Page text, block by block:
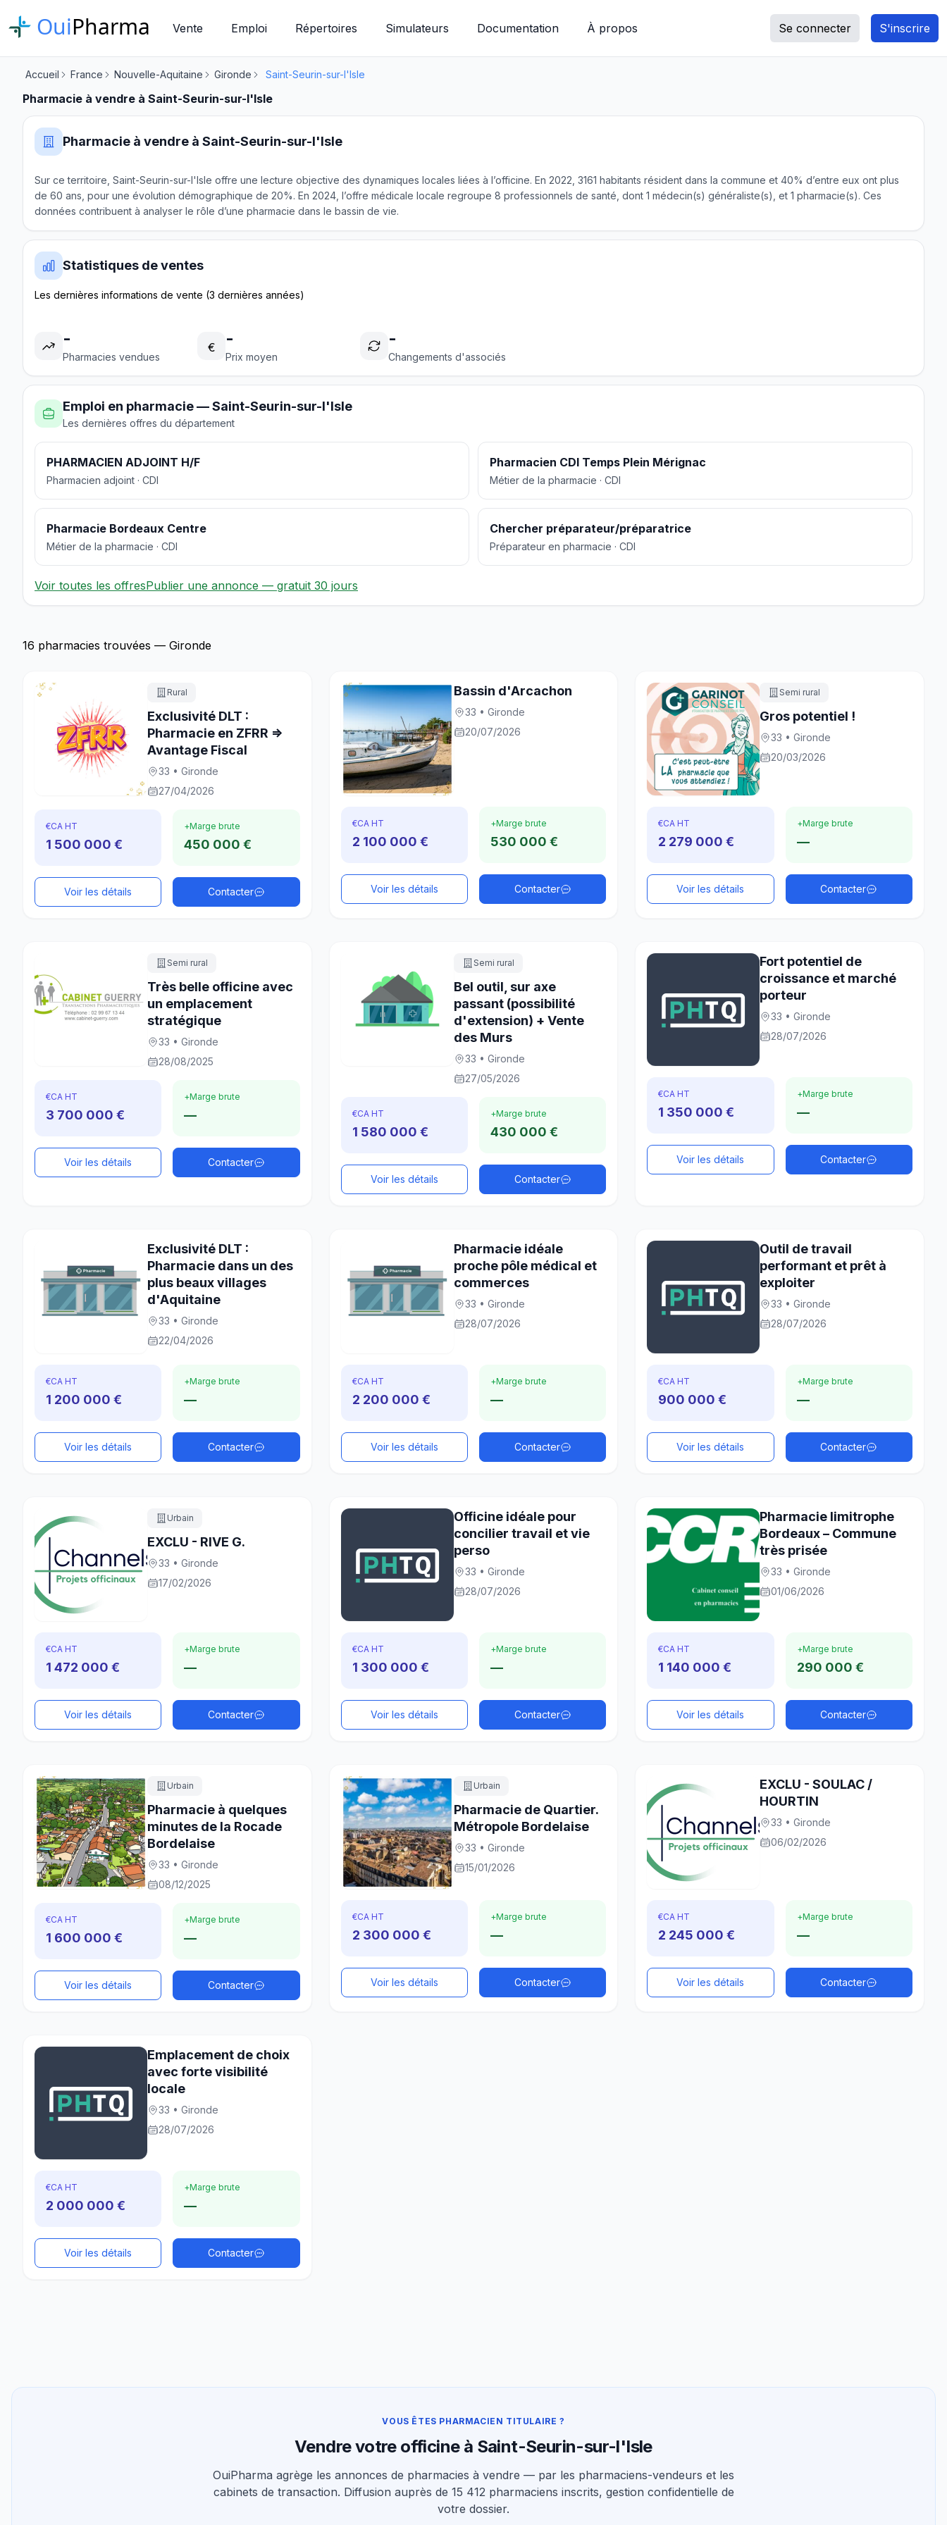
OuiPharma Vente Emploi Répertoires Simulateurs Documentation À propos Se connecter S'inscrire
Accueil France Nouvelle-Aquitaine Gironde Saint-Seurin-sur-l'Isle
Pharmacie à vendre à Saint-Seurin-sur-l'Isle
Pharmacie à vendre à Saint-Seurin-sur-l'Isle
Sur ce territoire, Saint-Seurin-sur-l'Isle offre une lecture objective des dynamiques locales liées à l’officine. En 2022, 3161 habitants résident dans la commune et 40% d’entre eux ont plus
de 60 ans, pour une évolution démographique de 20%. En 2024, l’offre médicale locale regroupe 8 professionnels de santé, dont 1 médecin(s) généraliste(s), et 1 pharmacie(s). Ces
données contribuent à analyser le rôle d’une pharmacie dans le bassin de vie.
Statistiques de ventes
Les dernières informations de vente (3 dernières années)
-
Pharmacies vendues
€ -
Prix moyen
-
Changements d'associés
Emploi en pharmacie — Saint-Seurin-sur-l'Isle
Les dernières offres du département
PHARMACIEN ADJOINT H/F
Pharmacien adjoint · CDI
Pharmacien CDI Temps Plein Mérignac
Métier de la pharmacie · CDI
Pharmacie Bordeaux Centre
Métier de la pharmacie · CDI
Chercher préparateur/préparatrice
Préparateur en pharmacie · CDI
Voir toutes les offresPublier une annonce — gratuit 30 jours
16 pharmacies trouvées — Gironde
Rural
Exclusivité DLT :
Pharmacie en ZFRR =>
Avantage Fiscal
33 • Gironde
27/04/2026
€CA HT
1 500 000 €
+Marge brute
450 000 €
Voir les détails Contacter
Bassin d'Arcachon
33 • Gironde
20/07/2026
€CA HT
2 100 000 €
+Marge brute
530 000 €
Voir les détails Contacter
Semi rural
Gros potentiel !
33 • Gironde
20/03/2026
€CA HT
2 279 000 €
+Marge brute
—
Voir les détails Contacter
Semi rural
Très belle officine avec
un emplacement
stratégique
33 • Gironde
28/08/2025
€CA HT
3 700 000 €
+Marge brute
—
Voir les détails Contacter
Semi rural
Bel outil, sur axe
passant (possibilité
d'extension) + Vente
des Murs
33 • Gironde
27/05/2026
€CA HT
1 580 000 €
+Marge brute
430 000 €
Voir les détails Contacter
Fort potentiel de
croissance et marché
porteur
33 • Gironde
28/07/2026
€CA HT
1 350 000 €
+Marge brute
—
Voir les détails Contacter
Exclusivité DLT :
Pharmacie dans un des
plus beaux villages
d'Aquitaine
33 • Gironde
22/04/2026
€CA HT
1 200 000 €
+Marge brute
—
Voir les détails Contacter
Pharmacie idéale
proche pôle médical et
commerces
33 • Gironde
28/07/2026
€CA HT
2 200 000 €
+Marge brute
—
Voir les détails Contacter
Outil de travail
performant et prêt à
exploiter
33 • Gironde
28/07/2026
€CA HT
900 000 €
+Marge brute
—
Voir les détails Contacter
Urbain
EXCLU - RIVE G.
33 • Gironde
17/02/2026
€CA HT
1 472 000 €
+Marge brute
—
Voir les détails Contacter
Officine idéale pour
concilier travail et vie
perso
33 • Gironde
28/07/2026
€CA HT
1 300 000 €
+Marge brute
—
Voir les détails Contacter
Pharmacie limitrophe
Bordeaux – Commune
très prisée
33 • Gironde
01/06/2026
€CA HT
1 140 000 €
+Marge brute
290 000 €
Voir les détails Contacter
Urbain
Pharmacie à quelques
minutes de la Rocade
Bordelaise
33 • Gironde
08/12/2025
€CA HT
1 600 000 €
+Marge brute
—
Voir les détails Contacter
Urbain
Pharmacie de Quartier.
Métropole Bordelaise
33 • Gironde
15/01/2026
€CA HT
2 300 000 €
+Marge brute
—
Voir les détails Contacter
EXCLU - SOULAC /
HOURTIN
33 • Gironde
06/02/2026
€CA HT
2 245 000 €
+Marge brute
—
Voir les détails Contacter
Emplacement de choix
avec forte visibilité
locale
33 • Gironde
28/07/2026
€CA HT
2 000 000 €
+Marge brute
—
Voir les détails Contacter
VOUS ÊTES PHARMACIEN TITULAIRE ?
Vendre votre officine à Saint-Seurin-sur-l'Isle
OuiPharma agrège les annonces de pharmacies à vendre — par les pharmaciens-vendeurs et les
cabinets de transaction. Diffusion auprès de 15 412 pharmaciens inscrits, gestion confidentielle de
votre dossier.